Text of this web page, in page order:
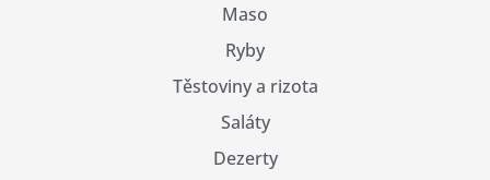
Maso
Ryby
Těstoviny a rizota
Saláty
Dezerty